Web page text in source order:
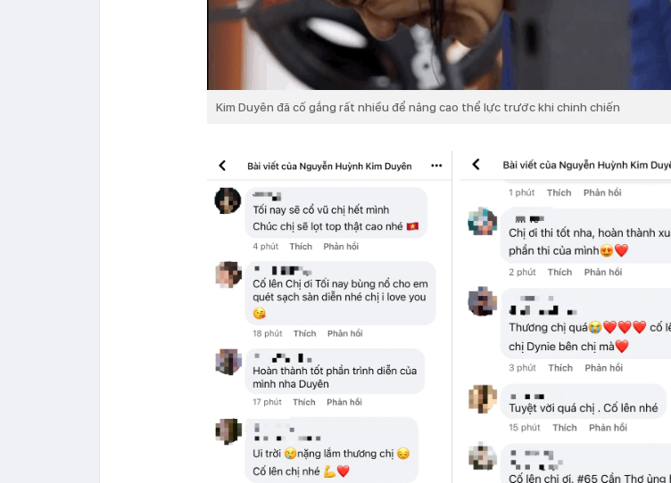
Kim Duyên đã cố gắng rất nhiều để nâng cao thể lực trước khi chinh chiến